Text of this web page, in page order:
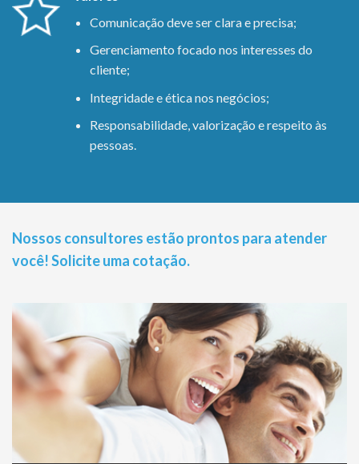
Comunicação deve ser clara e precisa;
Gerenciamento focado nos interesses do
cliente;
Integridade e ética nos negócios;
Responsabilidade, valorização e respeito às
pessoas.
Nossos consultores estão prontos para atender
você! Solicite uma cotação.